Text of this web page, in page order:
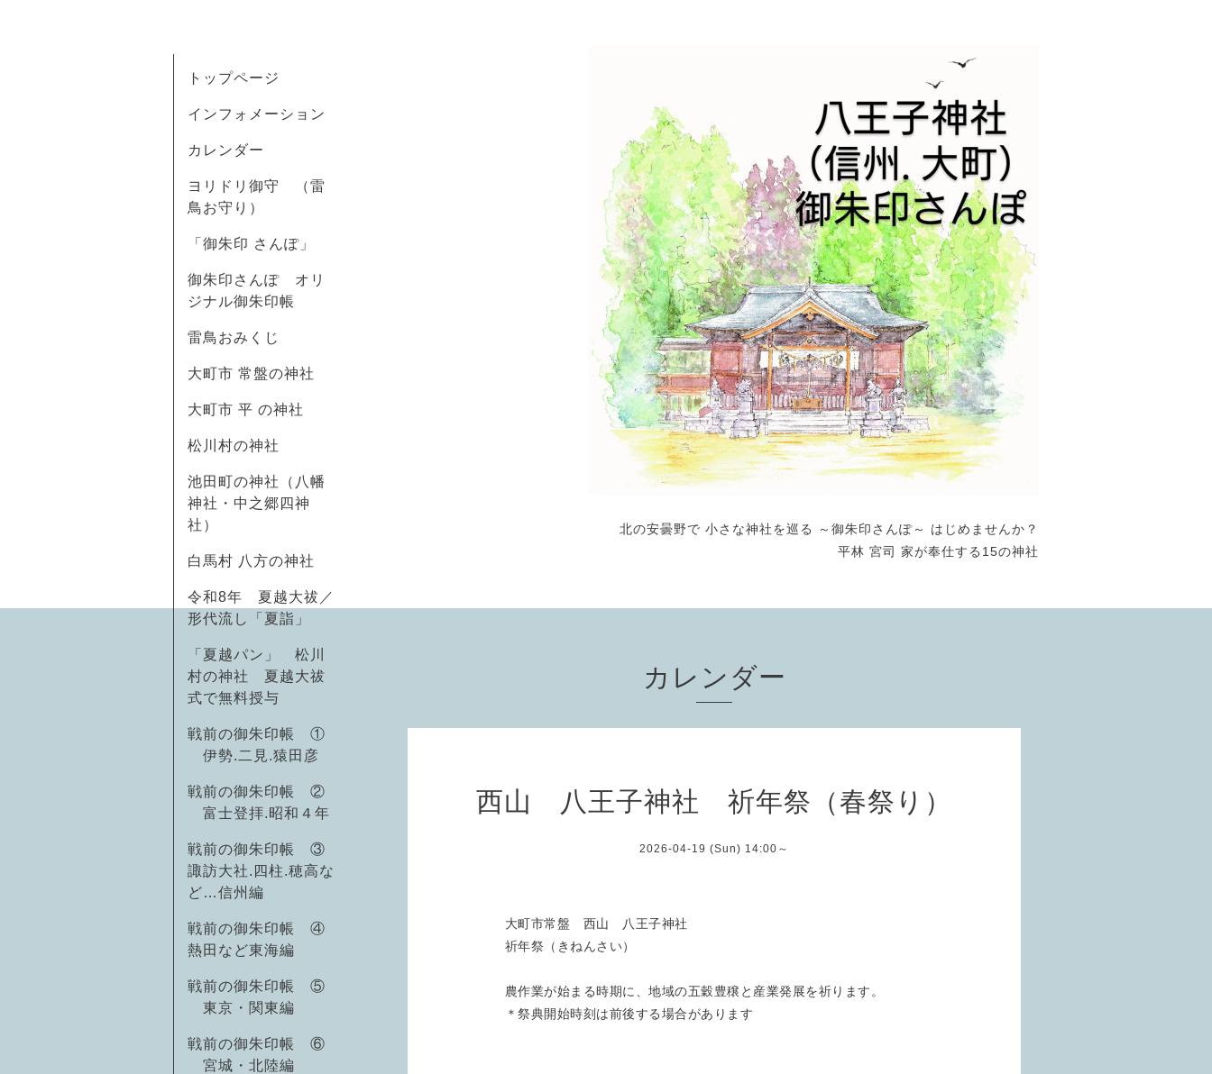
北の安曇野で 小さな神社を巡る ～御朱印さんぽ～ はじめませんか？
平林 宮司 家が奉仕する15の神社
トップページ
インフォメーション
カレンダー
ヨリドリ御守 （雷
鳥お守り）
「御朱印 さんぽ」
御朱印さんぽ オリ
ジナル御朱印帳
雷鳥おみくじ
大町市 常盤の神社
大町市 平 の神社
松川村の神社
池田町の神社（八幡
神社・中之郷四神
社）
白馬村 八方の神社
令和8年 夏越大祓／
形代流し「夏詣」
「夏越パン」 松川
村の神社 夏越大祓
式で無料授与
戦前の御朱印帳 ①
伊勢.二見.猿田彦
戦前の御朱印帳 ②
富士登拝.昭和４年
戦前の御朱印帳 ③
諏訪大社.四柱.穂高な
ど…信州編
戦前の御朱印帳 ④
熱田など東海編
戦前の御朱印帳 ⑤
東京・関東編
戦前の御朱印帳 ⑥
宮城・北陸編
カレンダー
西山 八王子神社 祈年祭（春祭り）
2026-04-19 (Sun) 14:00～
大町市常盤 西山 八王子神社
祈年祭（きねんさい）
農作業が始まる時期に、地域の五穀豊穣と産業発展を祈ります。
＊祭典開始時刻は前後する場合があります